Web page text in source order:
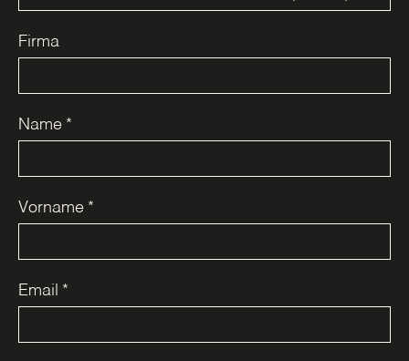
Firma
Name *
Vorname *
Email *